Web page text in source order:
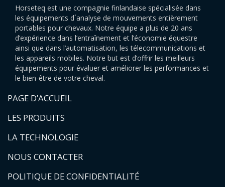
Horseteq est une compagnie finlandaise spécialisée dans
les équipements d´analyse de mouvements entièrement
portables pour chevaux. Notre équipe a plus de 20 ans
d’expérience dans l’entraînement et l’économie équestre
ainsi que dans l’automatisation, les télecommunications et
les appareils mobiles. Notre but est d’offrir les meilleurs
équipements pour évaluer et améliorer les performances et
le bien-être de votre cheval.
PAGE D’ACCUEIL
LES PRODUITS
LA TECHNOLOGIE
NOUS CONTACTER
POLITIQUE DE CONFIDENTIALITÉ